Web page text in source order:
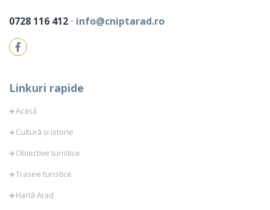
0728 116 412 ⋅ info@cniptarad.ro
Linkuri rapide
Acasă
Cultură și istorie
Obiective turistice
Trasee turistice
Hartă Arad